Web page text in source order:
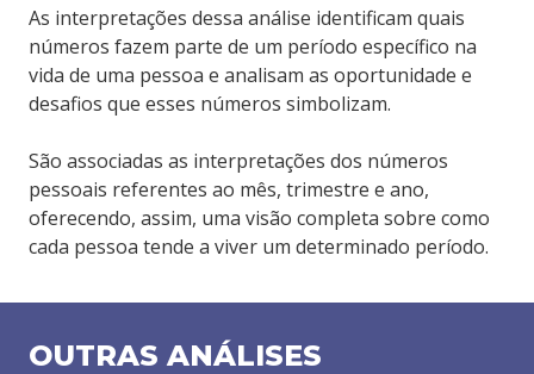
As interpretações dessa análise identificam quais
números fazem parte de um período específico na
vida de uma pessoa e analisam as oportunidade e
desafios que esses números simbolizam.
São associadas as interpretações dos números
pessoais referentes ao mês, trimestre e ano,
oferecendo, assim, uma visão completa sobre como
cada pessoa tende a viver um determinado período.
OUTRAS ANÁLISES